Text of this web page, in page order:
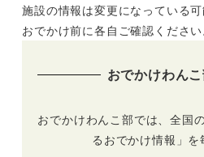
んフリーDAY」スペ
シャル3DAYSイベン
OK！
のオ
ンド
ジア
ンド）
施設の情報は変更になっている可
おでかけ前に各自ご確認ください
おでかけわん
おでかけわんこ部では、全国
るおでかけ情報」を